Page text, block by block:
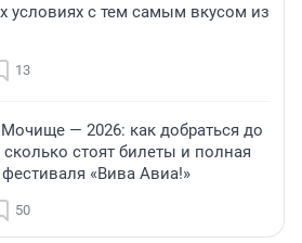
условиях с тем самым вкусом из
13
— 2026: как добраться до
стоят билеты и полная
«Вива Авиа!»
50